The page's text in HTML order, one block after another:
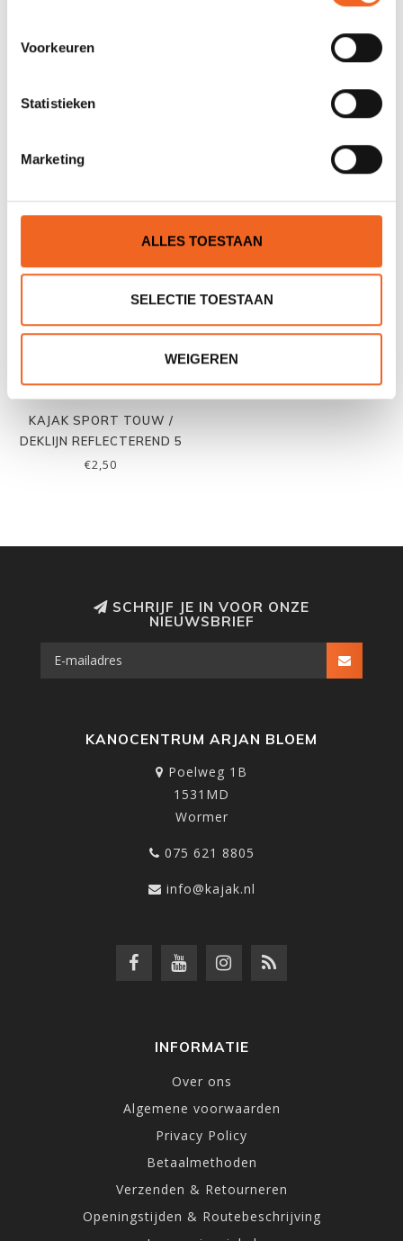
Voorkeuren
Statistieken
Marketing
ALLES TOESTAAN
SELECTIE TOESTAAN
WEIGEREN
€55,00
SEGLA GEAR HANDPOMP,
KAJAK SPORT TOUW /
DEKLIJN REFLECTEREND 5
MM
€2,50
SCHRIJF JE IN VOOR ONZE
NIEUWSBRIEF
KANOCENTRUM ARJAN BLOEM
Poelweg 1B
1531MD
Wormer
075 621 8805
info@kajak.nl
INFORMATIE
Over ons
Algemene voorwaarden
Privacy Policy
Betaalmethoden
Verzenden & Retourneren
Openingstijden & Routebeschrijving